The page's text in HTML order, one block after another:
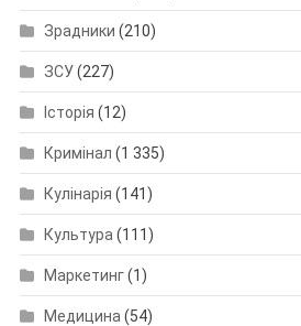
Зрадники (210)
ЗСУ(227)
Історія (12)
Кримінал (1 335)
Кулінарія (141)
Культура (111)
Маркетинг(1)
Медицина (54)